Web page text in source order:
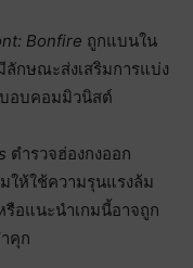
Bonfire ถูกแบนใน
ลักษณะส่งเสริมการแบ่ง
อบคอมมิวนิสต์
ตำรวจฮ่องกงออก
ให้ใช้ความรุนแรงล้ม
รือแนะนำเกมนี้อาจถูก
คุก